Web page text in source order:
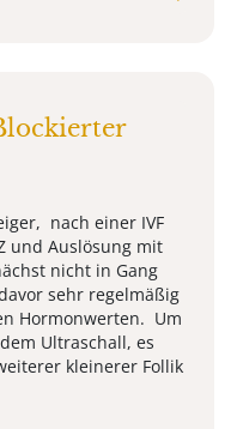
nach einer IVF
und Auslösung mit
nicht in Gang
sehr regelmäßig
Hormonwerten. Um
Ultraschall, es
kleinerer Follik